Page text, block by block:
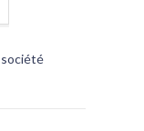
société